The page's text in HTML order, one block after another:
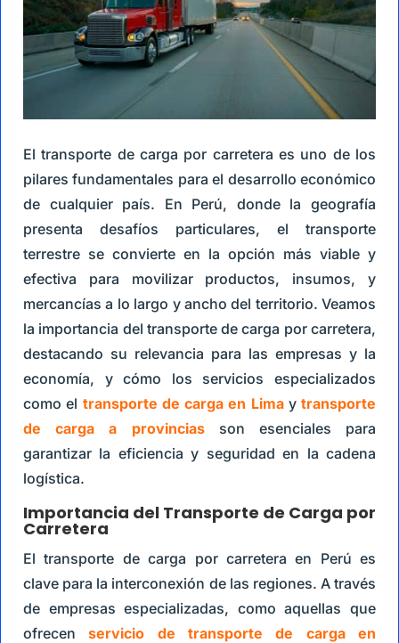
El transporte de carga por carretera es uno de los
pilares fundamentales para el desarrollo económico
de cualquier país. En Perú, donde la geografía
presenta desafíos particulares, el transporte
terrestre se convierte en la opción más viable y
efectiva para movilizar productos, insumos, y
mercancías a lo largo y ancho del territorio. Veamos
la importancia del transporte de carga por carretera,
destacando su relevancia para las empresas y la
economía, y cómo los servicios especializados
como el transporte de carga en Limay transporte
de carga a provinciasson esenciales para
garantizar la eficiencia y seguridad en la cadena
logística.
Importancia del Transporte de Carga por
Carretera
El transporte de carga por carretera en Perú es
clave para la interconexión de las regiones. A través
de empresas especializadas, como aquellas que
ofrecenservicio de transporte de carga en